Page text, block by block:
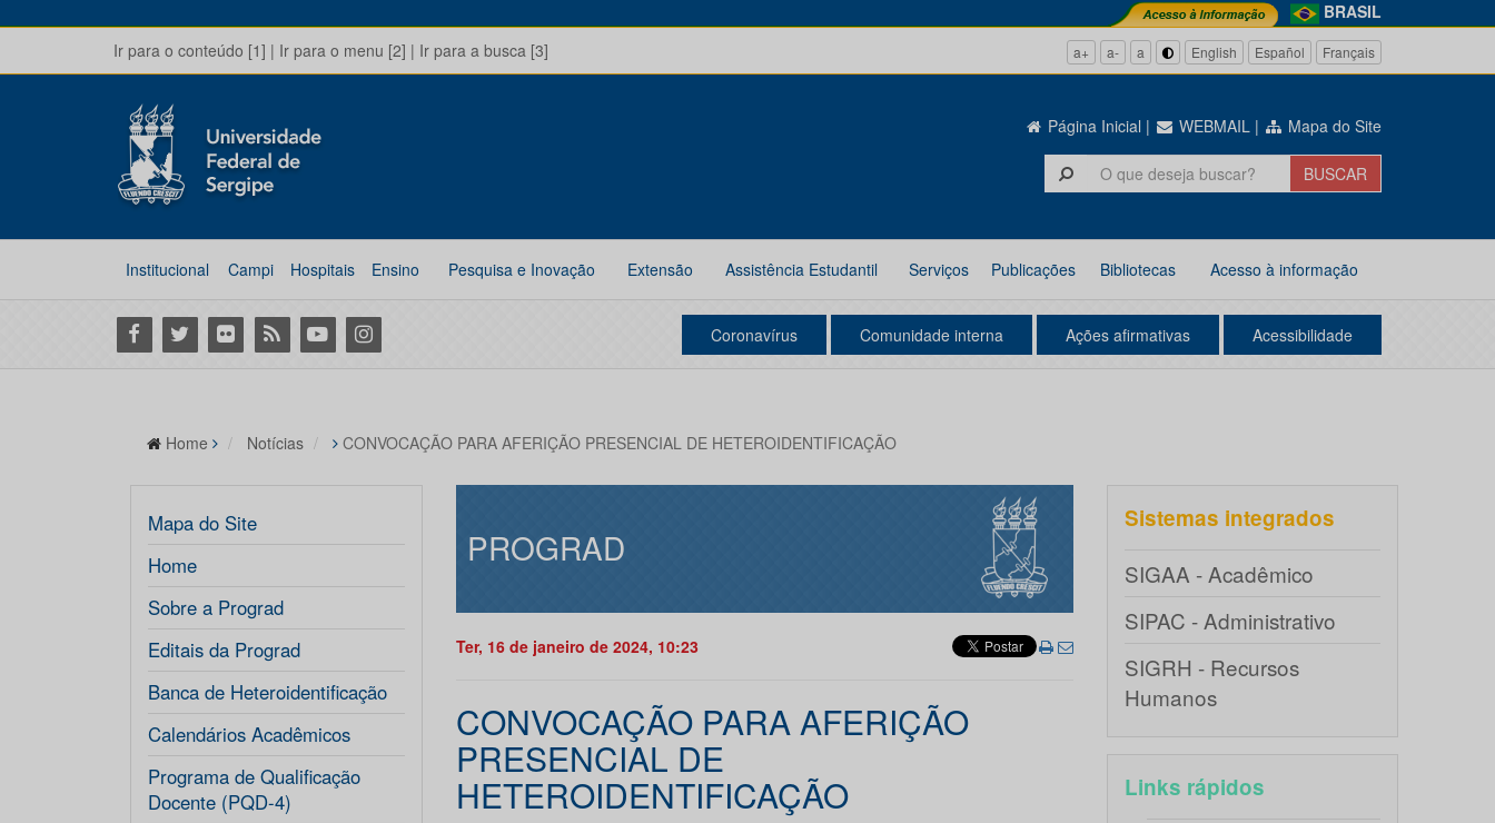
BRASIL
Ir para o conteúdo [1] | Ir para o menu [2] | Ir para a busca [3] a+ a- a English Español Français
Página Inicial | WEBMAIL | Mapa do Site
Institucional Campi Hospitais Ensino Pesquisa e Inovação Extensão Assistência Estudantil Serviços Publicações Bibliotecas Acesso à informação
Facebook
Twitter Flickr RSS YoutubeInstagram Coronavírus Comunidade interna Ações afirmativas Acessibilidade
Home Notícias CONVOCAÇÃO PARA AFERIÇÃO PRESENCIAL DE HETEROIDENTIFICAÇÃO
Mapa do Site
Home
Sobre a Prograd
Editais da Prograd
Banca de Heteroidentificação
Calendários Acadêmicos
Programa de Qualificação
Docente (PQD-4)
PROGRAD
Ter, 16 de janeiro de 2024, 10:23
CONVOCAÇÃO PARA AFERIÇÃO
PRESENCIAL DE
HETEROIDENTIFICAÇÃO
Sistemas integrados
SIGAA - Acadêmico
SIPAC - Administrativo
SIGRH - Recursos
Humanos
Links rápidos